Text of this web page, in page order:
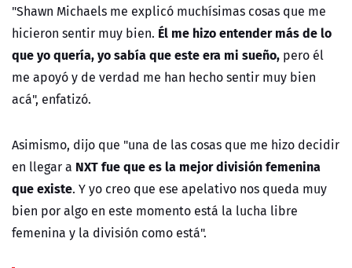
"Shawn Michaels me explicó muchísimas cosas que me
hicieron sentir muy bien. Él me hizo entender más de lo
que yo quería, yo sabía que este era mi sueño, pero él
me apoyó y de verdad me han hecho sentir muy bien
acá", enfatizó.
Asimismo, dijo que "una de las cosas que me hizo decidir
en llegar a NXT fue que es la mejor división femenina
que existe. Y yo creo que ese apelativo nos queda muy
bien por algo en este momento está la lucha libre
femenina y la división como está".